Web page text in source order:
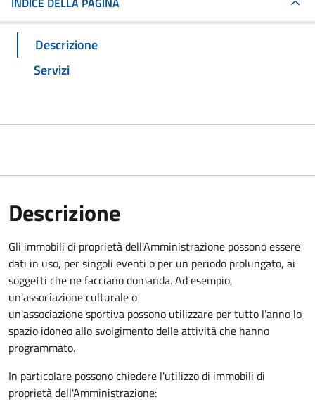
Descrizione
Servizi
Descrizione
Gli immobili di proprietà dell'Amministrazione possono essere
dati in uso, per singoli eventi o per un periodo prolungato, ai
soggetti che ne facciano domanda. Ad esempio,
un'associazione culturale o
un'associazione sportiva possono utilizzare per tutto l'anno lo
spazio idoneo allo svolgimento delle attività che hanno
programmato.
In particolare possono chiedere l'utilizzo di immobili di
proprietà dell'Amministrazione: